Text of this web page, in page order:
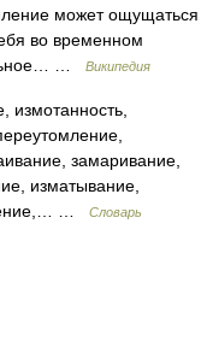
может ощущаться
во временном
…
Википедия
измотанность,
замаривание,
изматывание,
…
Словарь